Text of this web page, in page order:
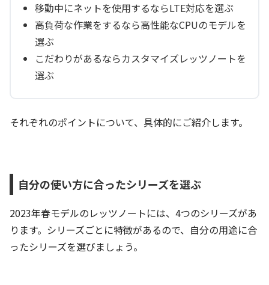
移動中にネットを使用するならLTE対応を選ぶ
高負荷な作業をするなら高性能なCPUのモデルを
選ぶ
こだわりがあるならカスタマイズレッツノートを
選ぶ
それぞれのポイントについて、具体的にご紹介します。
自分の使い方に合ったシリーズを選ぶ
2023年春モデルのレッツノートには、4つのシリーズがあ
ります。シリーズごとに特徴があるので、自分の用途に合
ったシリーズを選びましょう。